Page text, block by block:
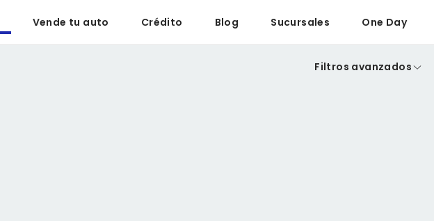
Vende tu auto Crédito Blog Sucursales One Day
Filtros avanzados